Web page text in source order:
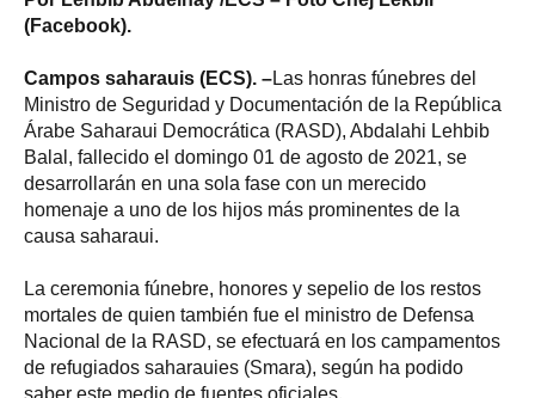
(Facebook).
Campos saharauis (ECS). –Las honras fúnebres del
Ministro de Seguridad y Documentación de la República
Árabe Saharaui Democrática (RASD), Abdalahi Lehbib
Balal, fallecido el domingo 01 de agosto de 2021, se
desarrollarán en una sola fase con un merecido
homenaje a uno de los hijos más prominentes de la
causa saharaui.
La ceremonia fúnebre, honores y sepelio de los restos
mortales de quien también fue el ministro de Defensa
Nacional de la RASD, se efectuará en los campamentos
de refugiados saharauies (Smara), según ha podido